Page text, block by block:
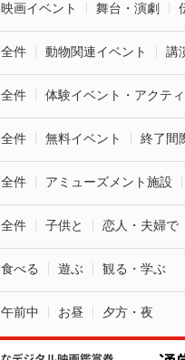
映画イベント
舞台・演劇
全件 動物関連イベント 講
全件 体験イベント・アクテ
全件 無料イベント 終了間
全件 アミューズメント施設
全件 子供と 恋人・夫婦で
食べる 遊ぶ 観る・学ぶ
午前中 お昼 夕方・夜